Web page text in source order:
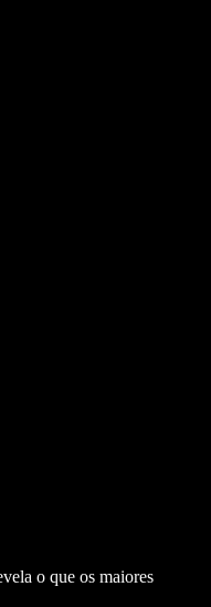
o que os maiores